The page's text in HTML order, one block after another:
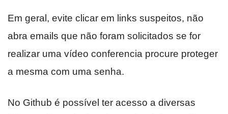
Em geral, evite clicar em links suspeitos, não
abra emails que não foram solicitados se for
realizar uma vídeo conferencia procure proteger
a mesma com uma senha.
No Github é possível ter acesso a diversas